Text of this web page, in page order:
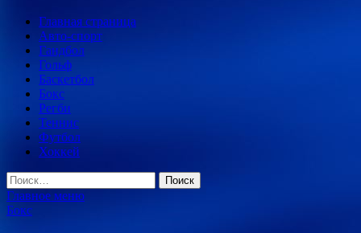
Главная страница
Авто-спорт
Гандбол
Гольф
Баскетбол
Бокс
Регби
Теннис
Футбол
Хоккей
Найти:
Главное меню
Бокс